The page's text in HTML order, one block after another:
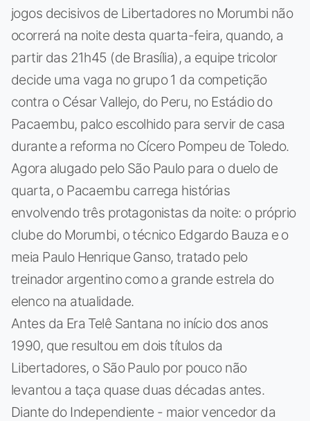
jogos decisivos de Libertadores no Morumbi não
ocorrerá na noite desta quarta-feira, quando, a
partir das 21h45 (de Brasília), a equipe tricolor
decide uma vaga no grupo 1 da competição
contra o César Vallejo, do Peru, no Estádio do
Pacaembu, palco escolhido para servir de casa
durante a reforma no Cícero Pompeu de Toledo.
Agora alugado pelo São Paulo para o duelo de
quarta, o Pacaembu carrega histórias
envolvendo três protagonistas da noite: o próprio
clube do Morumbi, o técnico Edgardo Bauza e o
meia Paulo Henrique Ganso, tratado pelo
treinador argentino como a grande estrela do
elenco na atualidade.
Antes da Era Telê Santana no início dos anos
1990, que resultou em dois títulos da
Libertadores, o São Paulo por pouco não
levantou a taça quase duas décadas antes.
Diante do Independiente - maior vencedor da